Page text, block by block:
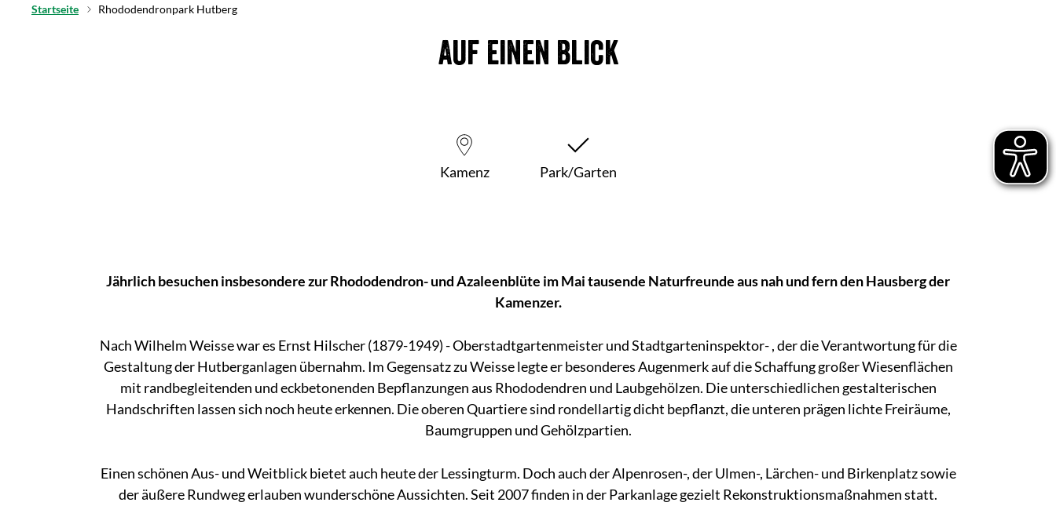
Startseite Rhododendronpark Hutberg
Auf einen Blick
Kamenz Park/Garten
Jährlich besuchen insbesondere zur Rhododendron- und Azaleenblüte im Mai tausende Naturfreunde aus nah und fern den Hausberg der
Kamenzer.
Nach Wilhelm Weisse war es Ernst Hilscher (1879-1949) - Oberstadtgartenmeister und Stadtgarteninspektor- , der die Verantwortung für die
Gestaltung der Hutberganlagen übernahm. Im Gegensatz zu Weisse legte er besonderes Augenmerk auf die Schaffung großer Wiesenflächen
mit randbegleitenden und eckbetonenden Bepflanzungen aus Rhododendren und Laubgehölzen. Die unterschiedlichen gestalterischen
Handschriften lassen sich noch heute erkennen. Die oberen Quartiere sind rondellartig dicht bepflanzt, die unteren prägen lichte Freiräume,
Baumgruppen und Gehölzpartien.
Einen schönen Aus- und Weitblick bietet auch heute der Lessingturm. Doch auch der Alpenrosen-, der Ulmen-, Lärchen- und Birkenplatz sowie
der äußere Rundweg erlauben wunderschöne Aussichten. Seit 2007 finden in der Parkanlage gezielt Rekonstruktionsmaßnahmen statt.